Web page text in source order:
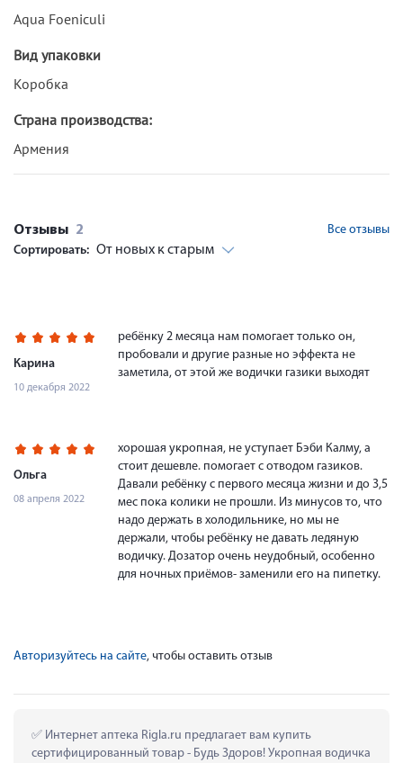
Aqua Foeniculi
Вид упаковки
Коробка
Страна производства:
Армения
Отзывы 2
Все отзывы
Сортировать: От новых к старым
Карина
10 декабря 2022
ребёнку 2 месяца нам помогает только он,
пробовали и другие разные но эффекта не
заметила, от этой же водички газики выходят
Ольга
08 апреля 2022
хорошая укропная, не уступает Бэби Калму, а
стоит дешевле. помогает с отводом газиков.
Давали ребёнку с первого месяца жизни и до 3,5
мес пока колики не прошли. Из минусов то, что
надо держать в холодильнике, но мы не
держали, чтобы ребёнку не давать ледяную
водичку. Дозатор очень неудобный, особенно
для ночных приёмов- заменили его на пипетку.
Авторизуйтесь на сайте, чтобы оставить отзыв
Интернет аптека Rigla.ru предлагает вам купить
сертифицированный товар - Будь Здоров! Укропная водичка